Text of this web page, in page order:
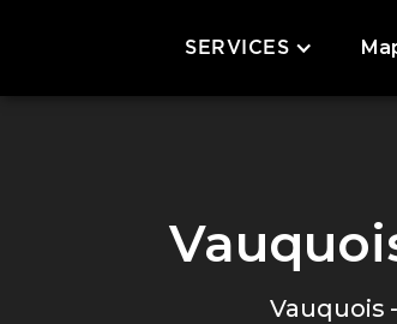
SERVICES
Vauquois